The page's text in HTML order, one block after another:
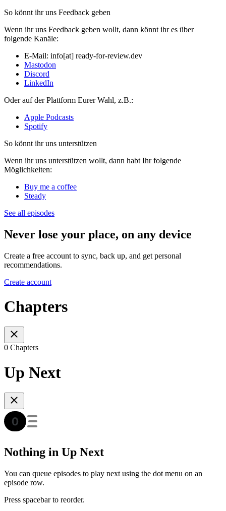
So könnt ihr uns Feedback geben
Wenn ihr uns Feedback geben wollt, dann könnt ihr es über
folgende Kanäle:
E-Mail: info[at] ready-for-review.dev
Mastodon
Discord
LinkedIn
Oder auf der Plattform Eurer Wahl, z.B.:
Apple Podcasts
Spotify
So könnt ihr uns unterstützen
Wenn ihr uns unterstützen wollt, dann habt Ihr folgende
Möglichkeiten:
Buy me a coffee
Steady
See all episodes
Never lose your place, on any device
Create a free account to sync, back up, and get personal
recommendations.
Create account
Chapters
0 Chapters
Up Next
Nothing in Up Next
You can queue episodes to play next using the dot menu on an
episode row.
Press spacebar to reorder.